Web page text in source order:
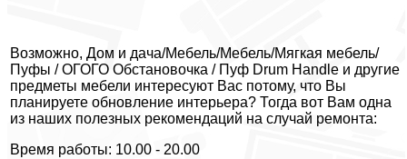
Возможно, Дом и дача/Мебель/Мебель/Мягкая мебель/
Пуфы / ОГОГО Обстановочка / Пуф Drum Handle и другие
предметы мебели интересуют Вас потому, что Вы
планируете обновление интерьера? Тогда вот Вам одна
из наших полезных рекомендаций на случай ремонта:
Время работы: 10.00 - 20.00